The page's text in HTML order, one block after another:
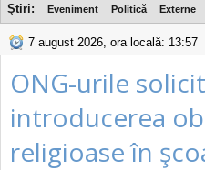
Ştiri: Eveniment Politică Externe
7 august 2026, ora locală: 13:57
ONG-urile
introducerea
religioase în